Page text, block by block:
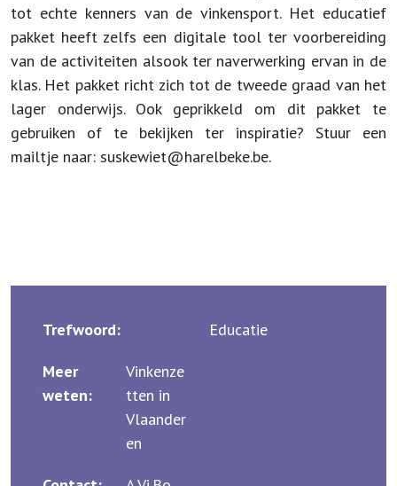
tot echte kenners van de vinkensport. Het educatief
pakket heeft zelfs een digitale tool ter voorbereiding
van de activiteiten alsook ter naverwerking ervan in de
klas. Het pakket richt zich tot de tweede graad van het
lager onderwijs. Ook geprikkeld om dit pakket te
gebruiken of te bekijken ter inspiratie? Stuur een
mailtje naar: suskewiet@harelbeke.be.
Trefwoord: Educatie
Meer
weten:
Vinkenze
tten in
Vlaander
en